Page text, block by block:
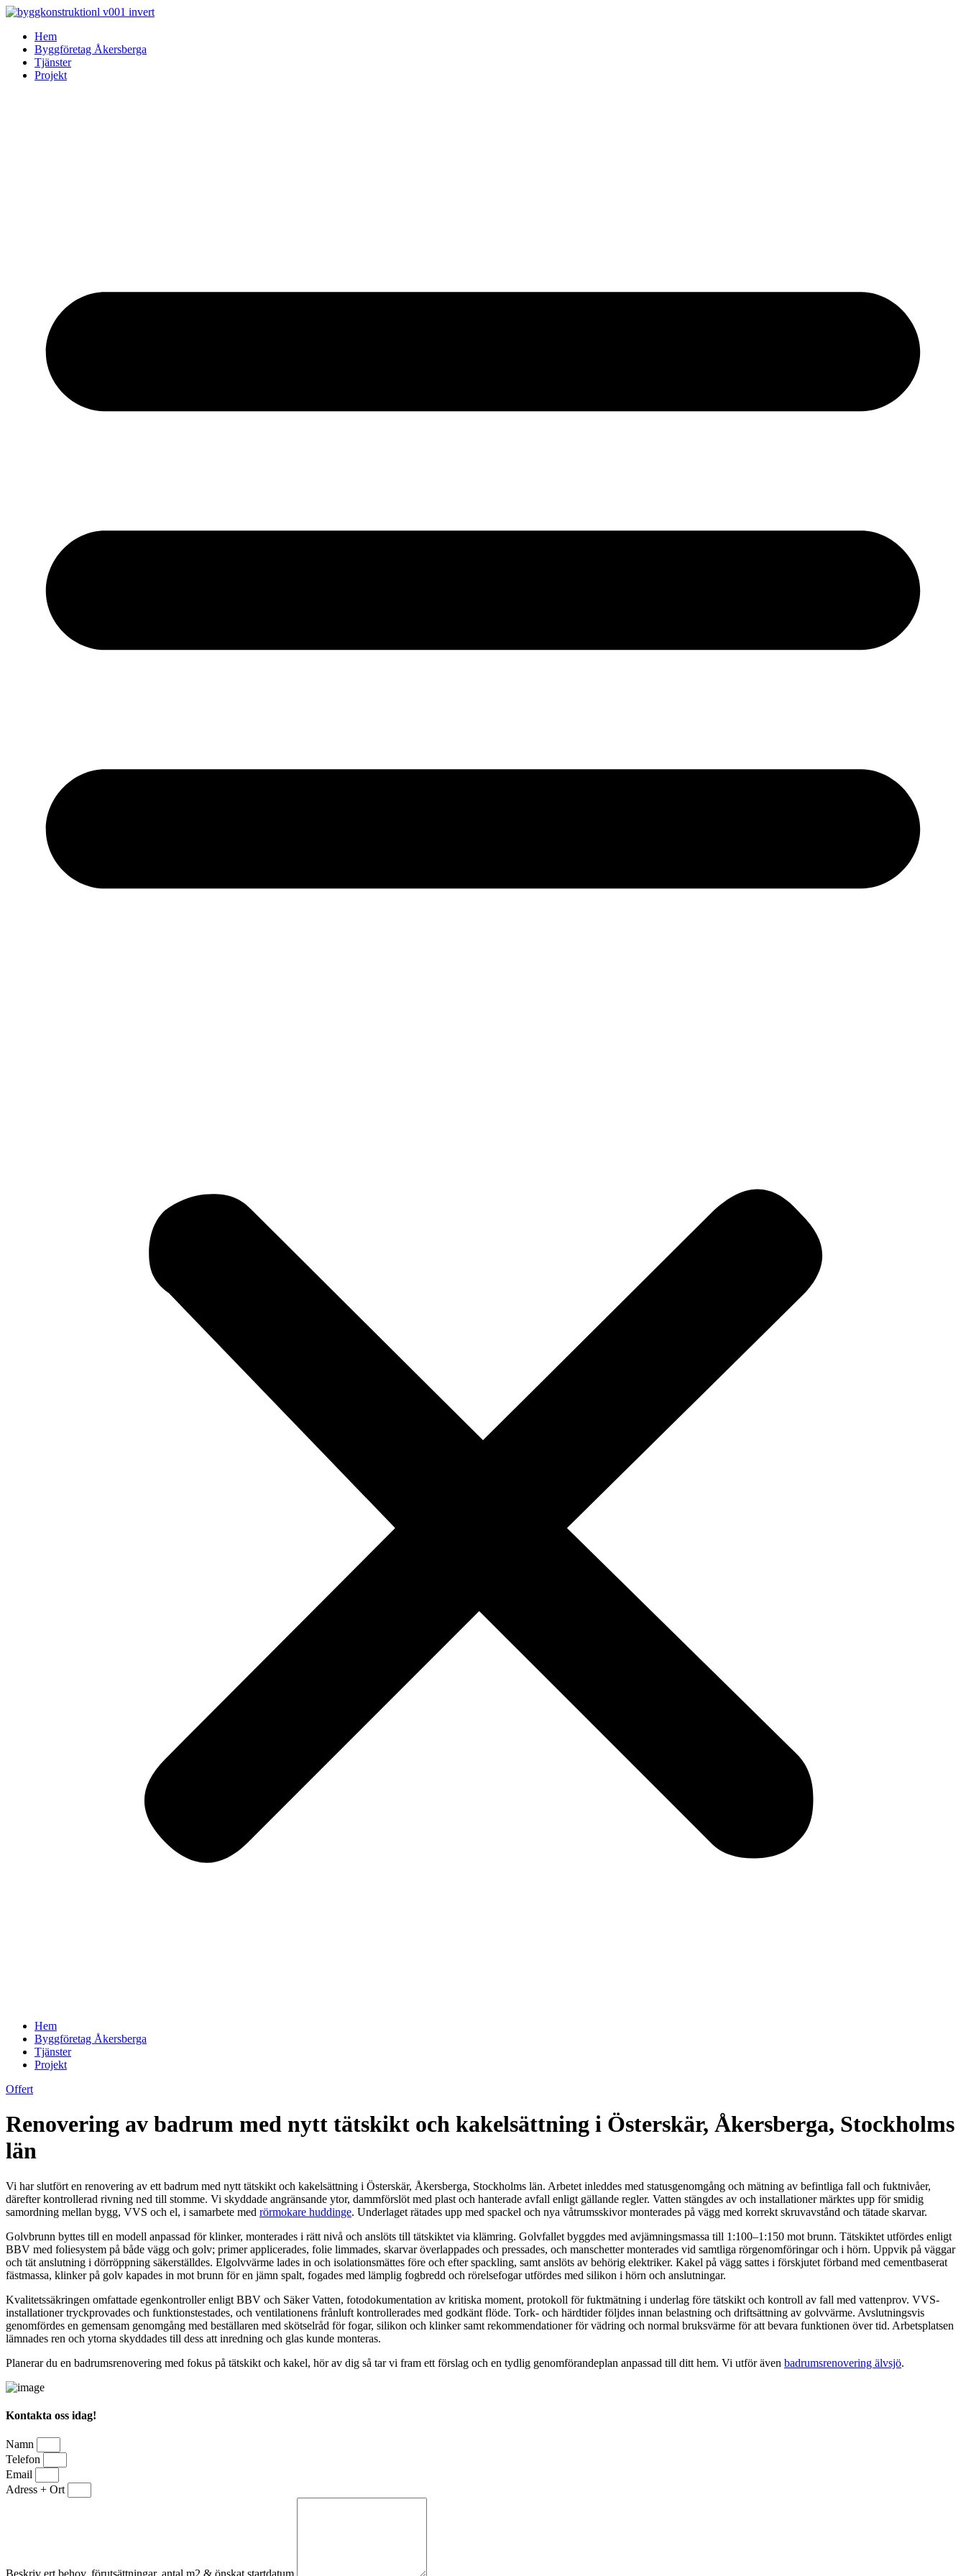
Skip
contentHem
Byggföretag Åkersberga
Tjänster
Projekt
Hem
Byggföretag Åkersberga
Tjänster
Projekt
Offert
Renovering av badrum med nytt tätskikt och kakelsättning i Österskär, Åkersberga, Stockholms
län
Vi har slutfört en renovering av ett badrum med nytt tätskikt och kakelsättning i Österskär, Åkersberga, Stockholms län. Arbetet inleddes med statusgenomgång och mätning av befintliga fall och fuktnivåer,
därefter kontrollerad rivning ned till stomme. Vi skyddade angränsande ytor, dammförslöt med plast och hanterade avfall enligt gällande regler. Vatten stängdes av och installationer märktes upp för smidig
samordning mellan bygg, VVS och el, i samarbete med rörmokare huddinge. Underlaget rätades upp med spackel och nya våtrumsskivor monterades på vägg med korrekt skruvavstånd och tätade skarvar.
Golvbrunn byttes till en modell anpassad för klinker, monterades i rätt nivå och anslöts till tätskiktet via klämring. Golvfallet byggdes med avjämningsmassa till 1:100–1:150 mot brunn. Tätskiktet utfördes enligt
BBV med foliesystem på både vägg och golv; primer applicerades, folie limmades, skarvar överlappades och pressades, och manschetter monterades vid samtliga rörgenomföringar och i hörn. Uppvik på väggar
och tät anslutning i dörröppning säkerställdes. Elgolvvärme lades in och isolationsmättes före och efter spackling, samt anslöts av behörig elektriker. Kakel på vägg sattes i förskjutet förband med cementbaserat
fästmassa, klinker på golv kapades in mot brunn för en jämn spalt, fogades med lämplig fogbredd och rörelsefogar utfördes med silikon i hörn och anslutningar.
Kvalitetssäkringen omfattade egenkontroller enligt BBV och Säker Vatten, fotodokumentation av kritiska moment, protokoll för fuktmätning i underlag före tätskikt och kontroll av fall med vattenprov. VVS-
installationer tryckprovades och funktionstestades, och ventilationens frånluft kontrollerades med godkänt flöde. Tork- och härdtider följdes innan belastning och driftsättning av golvvärme. Avslutningsvis
genomfördes en gemensam genomgång med beställaren med skötselråd för fogar, silikon och klinker samt rekommendationer för vädring och normal bruksvärme för att bevara funktionen över tid. Arbetsplatsen
lämnades ren och ytorna skyddades till dess att inredning och glas kunde monteras.
Planerar du en badrumsrenovering med fokus på tätskikt och kakel, hör av dig så tar vi fram ett förslag och en tydlig genomförandeplan anpassad till ditt hem. Vi utför även badrumsrenovering älvsjö.
Kontakta oss idag!
Namn
Telefon
Email
Adress + Ort